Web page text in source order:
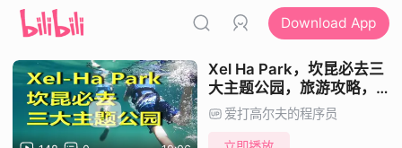
Download App
Xel Ha Park，坎昆必去三
大主题公园，旅游攻略，漂
流，浮潜，鱼群伴游
爱打高尔夫的程序员